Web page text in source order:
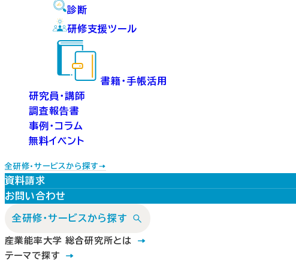
診断
研修支援ツール
書籍・手帳活用
研究員・講師
調査報告書
事例・コラム
無料イベント
全研修・サービスから探す
資料請求
お問い合わせ
全研修・サービスから探す
産業能率大学 総合研究所とは
テーマで探す